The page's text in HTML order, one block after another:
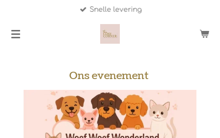
naar
Snelle levering
Ons evenement